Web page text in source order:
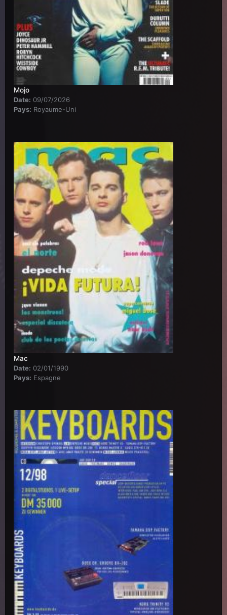
Mojo
Date: 09/07/2026
Pays: Royaume-Uni
Mac
Date: 02/01/1990
Pays: Espagne